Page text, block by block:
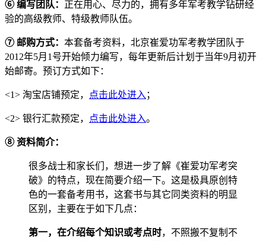
⑥ 编写团队： 正在用心、尽力的，拥有多年军考教学钻研经
验的高级教师、特级教师队伍。
⑦ 邮购方式： 本套备考资料，北京崔爱功军考教学团队于
2012年5月1号开始倾力编写，每年更新后计划于当年9月初开
始邮寄。预订方式如下：
<1> 淘宝店铺预定， 点击此处进入 ；
<2> 银行汇款预定， 点击此处进入。
⑧ 资料简介：
很多战士和家长们，想进一步了解《崔爱功军考突
破》的特点，现在简要介绍一下。这是极具原创特
色的一套备考用书，这套书与其它同类资料的明显
区别，主要在于如下几点：
第一，在介绍每个知识或考点时，不照搬不复制不